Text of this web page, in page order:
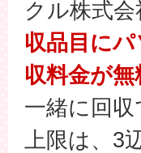
クル株式
収品目に
収料金が無
一緒に回
上限は、